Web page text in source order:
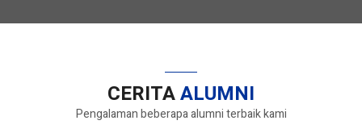
CERITAALUMNI
Pengalaman beberapa alumni terbaik kami